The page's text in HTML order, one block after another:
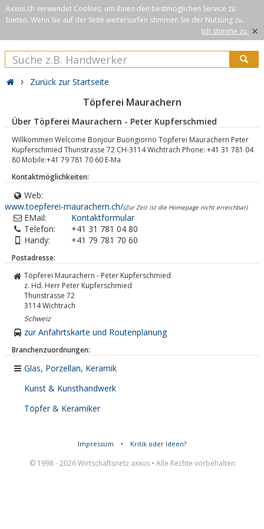
Axxus.ch verwendet Cookies, um Ihnen den bestmöglichen Service zu
bieten. Wenn Sie auf der Seite weitersurfen stimmen Sie der Nutzung zu.
Ich stimme zu. ×
Zurück zur Startseite
Töpferei Maurachern
Über Töpferei Maurachern - Peter Kupferschmied
Willkommen Welcome Bonjour Buongiorno Töpferei Maurachern Peter
Kupferschmied Thunstrasse 72 CH-3114 Wichtrach Phone: +41 31 781 04
80 Mobile:+41 79 781 70 60 E-Ma
Kontaktmöglichkeiten:
Web:
www.toepferei-maurachern.ch/(Zur Zeit ist die Homepage nicht erreichbar)
EMail:
Kontaktformular
Telefon:
+41 31 781 04 80
Handy:
+41 79 781 70 60
Postadresse:
Töpferei Maurachern - Peter Kupferschmied
z. Hd. Herr Peter Kupferschmied
Thunstrasse 72
3114Wichtrach
Schweiz
zur Anfahrtskarte und Routenplanung
Branchenzuordnungen:
Glas, Porzellan, Keramik
Kunst & Kunsthandwerk
Töpfer & Keramiker
Impressum • Kritik oder Ideen?
© 1998 - 2026 Wirtschaftsnetz axxus • Alle Rechte vorbehalten